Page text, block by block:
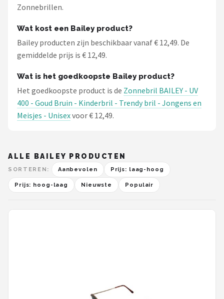
Zonnebrillen.
Wat kost een Bailey product?
Bailey producten zijn beschikbaar vanaf € 12,49. De
gemiddelde prijs is € 12,49.
Wat is het goedkoopste Bailey product?
Het goedkoopste product is de Zonnebril BAILEY - UV
400 - Goud Bruin - Kinderbril - Trendy bril - Jongens en
Meisjes - Unisexvoor € 12,49.
ALLE BAILEY PRODUCTEN
SORTEREN: Aanbevolen Prijs: laag-hoog
Prijs: hoog-laag Nieuwste Populair